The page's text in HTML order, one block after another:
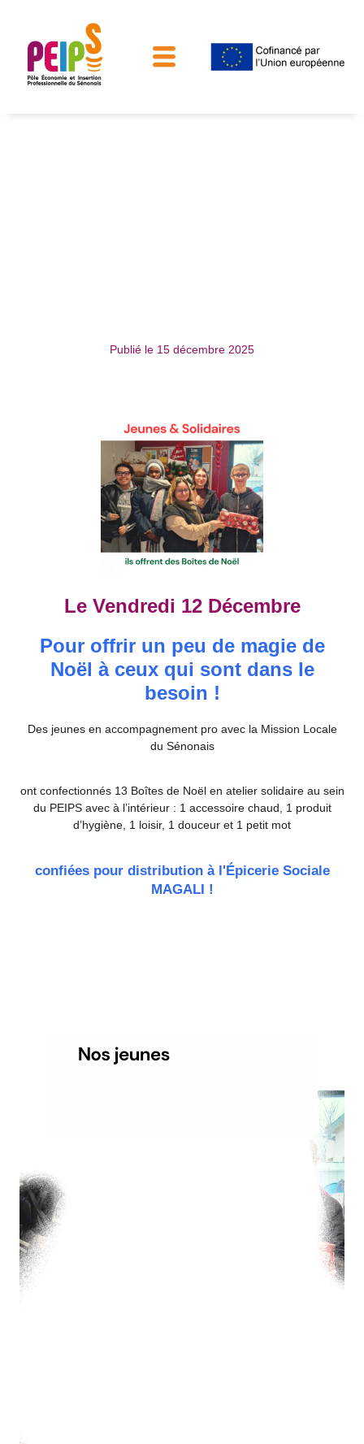
Publié le 15 décembre 2025
Le Vendredi 12 Décembre
Pour offrir un peu de magie de
Noël à ceux qui sont dans le
besoin !
Des jeunes en accompagnement pro avec la Mission Locale
du Sénonais
ont confectionnés 13 Boîtes de Noël en atelier solidaire au sein
du PEIPS avec à l’intérieur : 1 accessoire chaud, 1 produit
d’hygiène, 1 loisir, 1 douceur et 1 petit mot
confiées pour distribution à l'Épicerie Sociale
MAGALI !